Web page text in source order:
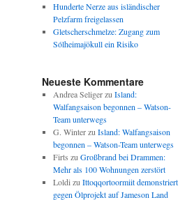
Hunderte Nerze aus isländischer
Pelzfarm freigelassen
Gletscherschmelze: Zugang zum
Sólheimajökull ein Risiko
Neueste Kommentare
Andrea Seligerzu Island:
Walfangsaison begonnen – Watson-
Team unterwegs
G. Winterzu Island: Walfangsaison
begonnen – Watson-Team unterwegs
Firts zu Großbrand bei Drammen:
Mehr als 100 Wohnungen zerstört
Loldi zu Ittoqqortoormiit demonstriert
gegen Ölprojekt auf Jameson Land